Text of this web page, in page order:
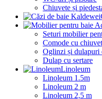
Chiuvete și
Seturi mobilier
Comode cu
Oglinzi și dulapuri
Dulap cu sertare
Linoleum
Linoleum 1.5m
Linoleum 2 m
Linoleum 2,5 m